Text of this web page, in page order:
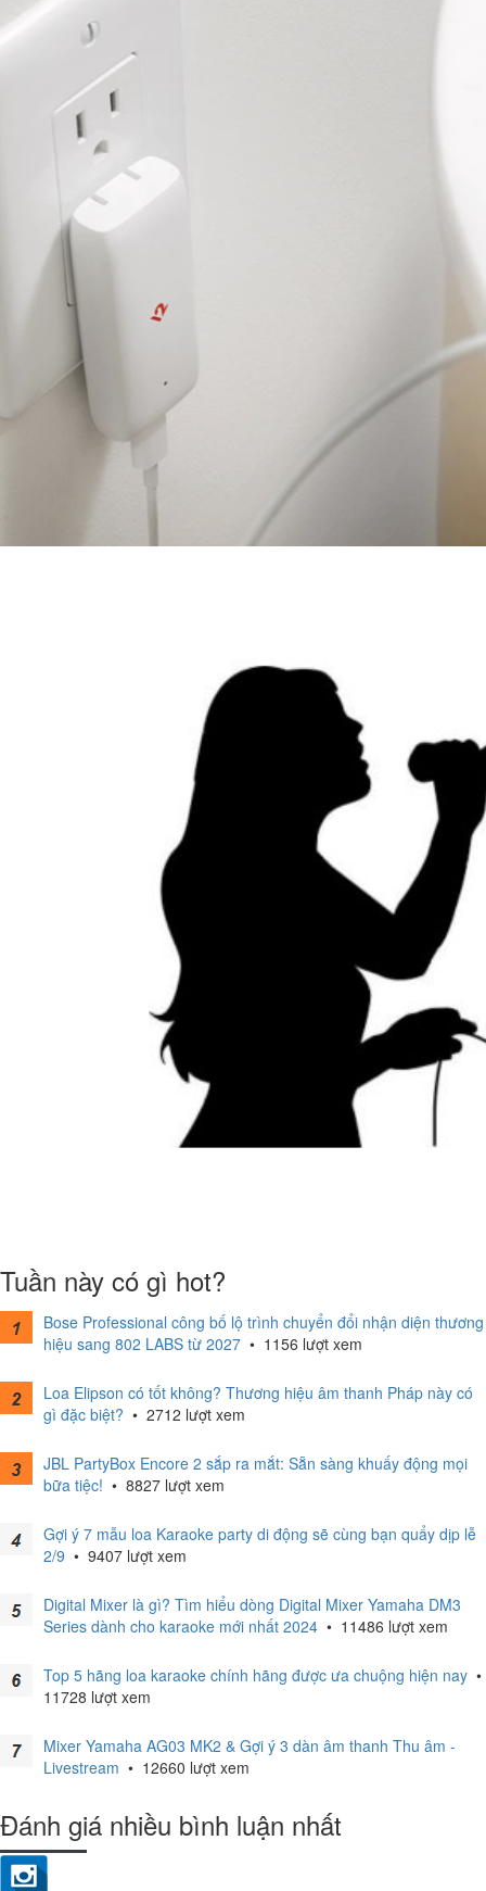
Tuần này có gì hot?
Bose Professional công bố lộ trình chuyển đổi nhận diện thương
hiệu sang 802 LABS từ 2027 • 1156 lượt xem
Loa Elipson có tốt không? Thương hiệu âm thanh Pháp này có
gì đặc biệt? • 2712 lượt xem
JBL PartyBox Encore 2 sắp ra mắt: Sẵn sàng khuấy động mọi
bữa tiệc! • 8827 lượt xem
Gợi ý 7 mẫu loa Karaoke party di động sẽ cùng bạn quẩy dịp lễ
2/9 • 9407 lượt xem
Digital Mixer là gì? Tìm hiểu dòng Digital Mixer Yamaha DM3
Series dành cho karaoke mới nhất 2024 • 11486 lượt xem
Top 5 hãng loa karaoke chính hãng được ưa chuộng hiện nay •
11728 lượt xem
Mixer Yamaha AG03 MK2 & Gợi ý 3 dàn âm thanh Thu âm -
Livestream • 12660 lượt xem
Đánh giá nhiều bình luận nhất